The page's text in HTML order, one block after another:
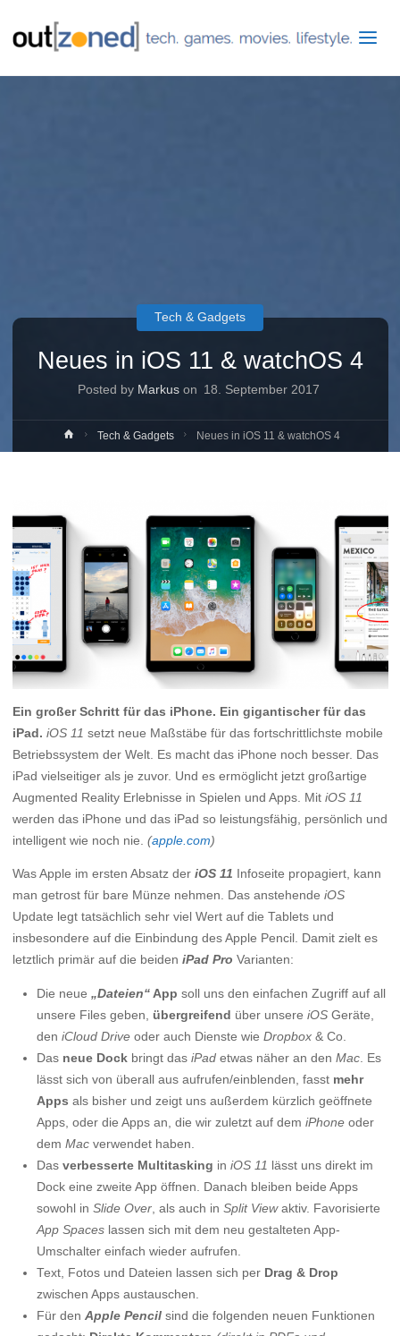
Neues in iOS 11 & watchOS 4
Posted by Markus on 18. September 2017
Tech & Gadgets
HomeTech & Gadgets Neues in iOS 11 & watchOS 4
Ein großer Schritt für das iPhone. Ein gigantischer für das
iPad. iOS 11 setzt neue Maßstäbe für das fortschrittlichste mobile
Betriebssystem der Welt. Es macht das iPhone noch besser. Das
iPad vielseitiger als je zuvor. Und es ermöglicht jetzt großartige
Augmented Reality Erlebnisse in Spielen und Apps. Mit iOS 11
werden das iPhone und das iPad so leistungsfähig, persönlich und
intelligent wie noch nie. (apple.com)
Was Apple im ersten Absatz der iOS 11 Infoseite propagiert, kann
man getrost für bare Münze nehmen. Das anstehende iOS
Update legt tatsächlich sehr viel Wert auf die Tablets und
insbesondere auf die Einbindung des Apple Pencil. Damit zielt es
letztlich primär auf die beiden iPad Pro Varianten:
Die neue „Dateien“App soll uns den einfachen Zugriff auf all
unsere Files geben, übergreifend über unsere iOSGeräte,
den iCloud Driveoder auch Dienste wie Dropbox& Co.
Das neue Dockbringt das iPadetwas näher an den Mac. Es
lässt sich von überall aus aufrufen/einblenden, fasst mehr
Apps als bisher und zeigt uns außerdem kürzlich geöffnete
Apps, oder die Apps an, die wir zuletzt auf dem iPhoneoder
dem Macverwendet haben.
Das verbesserte Multitasking in iOS 11 lässt uns direkt im
Dock eine zweite App öffnen. Danach bleiben beide Apps
sowohl in Slide Over, als auch in Split Viewaktiv. Favorisierte
App Spaceslassen sich mit dem neu gestalteten App-
Umschalter einfach wieder aufrufen.
Text, Fotos und Dateien lassen sich per Drag & Drop
zwischen Apps austauschen.
Für den Apple Pencilsind die folgenden neuen Funktionen